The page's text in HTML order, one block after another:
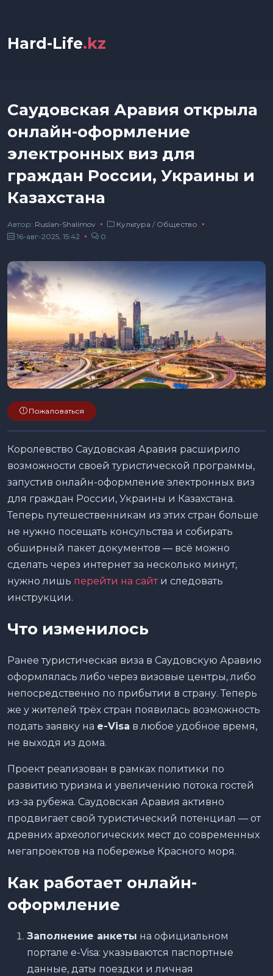
Hard-Life.kz
Саудовская Аравия открыла
онлайн-оформление
электронных виз для
граждан России, Украины и
Казахстана
Автор: Ruslan-Shalimov Культура / Общество
16-авг-2025, 15:42
0
Пожаловаться
Королевство Саудовская Аравия расширило
возможности своей туристической программы,
запустив онлайн-оформление электронных виз
для граждан России, Украины и Казахстана.
Теперь путешественникам из этих стран больше
не нужно посещать консульства и собирать
обширный пакет документов — всё можно
сделать через интернет за несколько минут,
нужно лишь перейти на сайти следовать
инструкции.
Что изменилось
Ранее туристическая виза в Саудовскую Аравию
оформлялась либо через визовые центры, либо
непосредственно по прибытии в страну. Теперь
же у жителей трёх стран появилась возможность
подать заявку на e-Visa в любое удобное время,
не выходя из дома.
Проект реализован в рамках политики по
развитию туризма и увеличению потока гостей
из-за рубежа. Саудовская Аравия активно
продвигает свой туристический потенциал — от
древних археологических мест до современных
мегапроектов на побережье Красного моря.
Как работает онлайн-
оформление
Заполнение анкеты на официальном
портале e-Visa: указываются паспортные
данные, даты поездки и личная